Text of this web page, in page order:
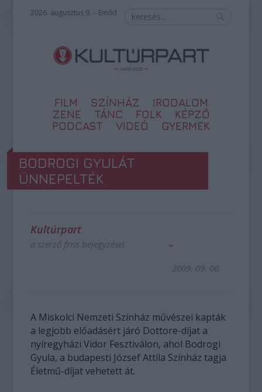
2026. augusztus 9. – Emőd
FILM SZÍNHÁZ
IRODALOM
ZENE
TÁNC FOLK
KÉPZŐ
PODCAST
VIDEÓ GYERMEK
BODROGI GYULÁT
ÜNNEPELTÉK
Kultúrpart
a szerző friss bejegyzései
2009. 09. 06.
A Miskolci Nemzeti Színház művészei kapták
a legjobb előadásért járó Dottore-díjat a
nyíregyházi Vidor Fesztiválon, ahol Bodrogi
Gyula, a budapesti József Attila Színház tagja
Életmű-díjat vehetett át.